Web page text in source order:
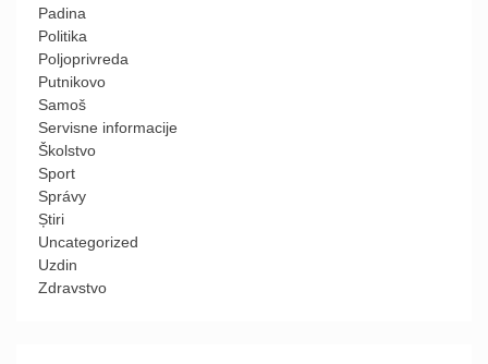
Padina
Politika
Poljoprivreda
Putnikovo
Samoš
Servisne informacije
Školstvo
Sport
Správy
Știri
Uncategorized
Uzdin
Zdravstvo